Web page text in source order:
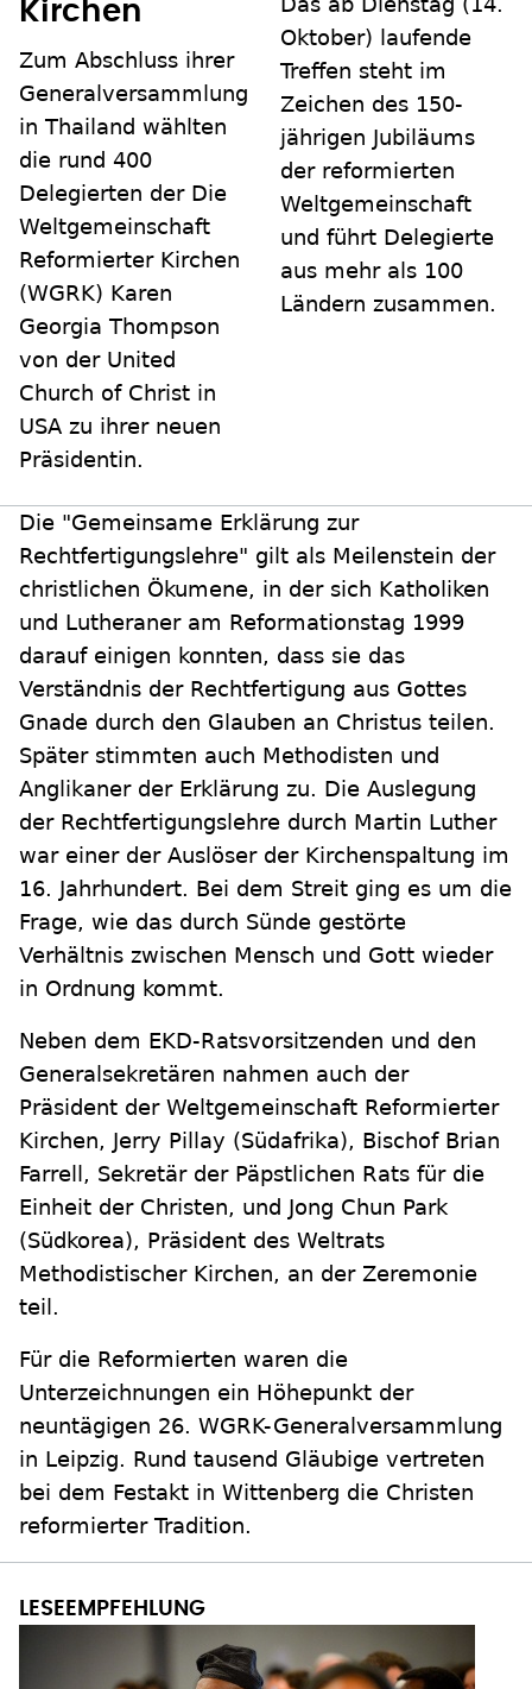
Kirchen
Zum Abschluss ihrer
Generalversammlung
in Thailand wählten
die rund 400
Delegierten der Die
Weltgemeinschaft
Reformierter Kirchen
(WGRK) Karen
Georgia Thompson
von der United
Church of Christ in
USA zu ihrer neuen
Präsidentin.
Oktober) laufende
Treffen steht im
Zeichen des 150-
jährigen Jubiläums
der reformierten
Weltgemeinschaft
und führt Delegierte
aus mehr als 100
Ländern zusammen.
Die "Gemeinsame Erklärung zur
Rechtfertigungslehre" gilt als Meilenstein der
christlichen Ökumene, in der sich Katholiken
und Lutheraner am Reformationstag 1999
darauf einigen konnten, dass sie das
Verständnis der Rechtfertigung aus Gottes
Gnade durch den Glauben an Christus teilen.
Später stimmten auch Methodisten und
Anglikaner der Erklärung zu. Die Auslegung
der Rechtfertigungslehre durch Martin Luther
war einer der Auslöser der Kirchenspaltung im
16. Jahrhundert. Bei dem Streit ging es um die
Frage, wie das durch Sünde gestörte
Verhältnis zwischen Mensch und Gott wieder
in Ordnung kommt.
Neben dem EKD-Ratsvorsitzenden und den
Generalsekretären nahmen auch der
Präsident der Weltgemeinschaft Reformierter
Kirchen, Jerry Pillay (Südafrika), Bischof Brian
Farrell, Sekretär der Päpstlichen Rats für die
Einheit der Christen, und Jong Chun Park
(Südkorea), Präsident des Weltrats
Methodistischer Kirchen, an der Zeremonie
teil.
Für die Reformierten waren die
Unterzeichnungen ein Höhepunkt der
neuntägigen 26. WGRK-Generalversammlung
in Leipzig. Rund tausend Gläubige vertreten
bei dem Festakt in Wittenberg die Christen
reformierter Tradition.